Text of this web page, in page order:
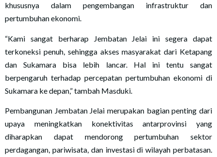
khususnya dalam pengembangan infrastruktur dan
pertumbuhan ekonomi.
“Kami sangat berharap Jembatan Jelai ini segera dapat
terkoneksi penuh, sehingga akses masyarakat dari Ketapang
dan Sukamara bisa lebih lancar. Hal ini tentu sangat
berpengaruh terhadap percepatan pertumbuhan ekonomi di
Sukamara ke depan,” tambah Masduki.
Pembangunan Jembatan Jelai merupakan bagian penting dari
upaya meningkatkan konektivitas antarprovinsi yang
diharapkan dapat mendorong pertumbuhan sektor
perdagangan, pariwisata, dan investasi di wilayah perbatasan.